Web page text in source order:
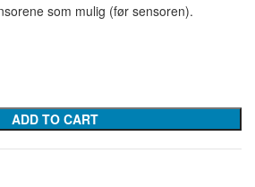
som mulig (før sensoren).
ADD TO CART